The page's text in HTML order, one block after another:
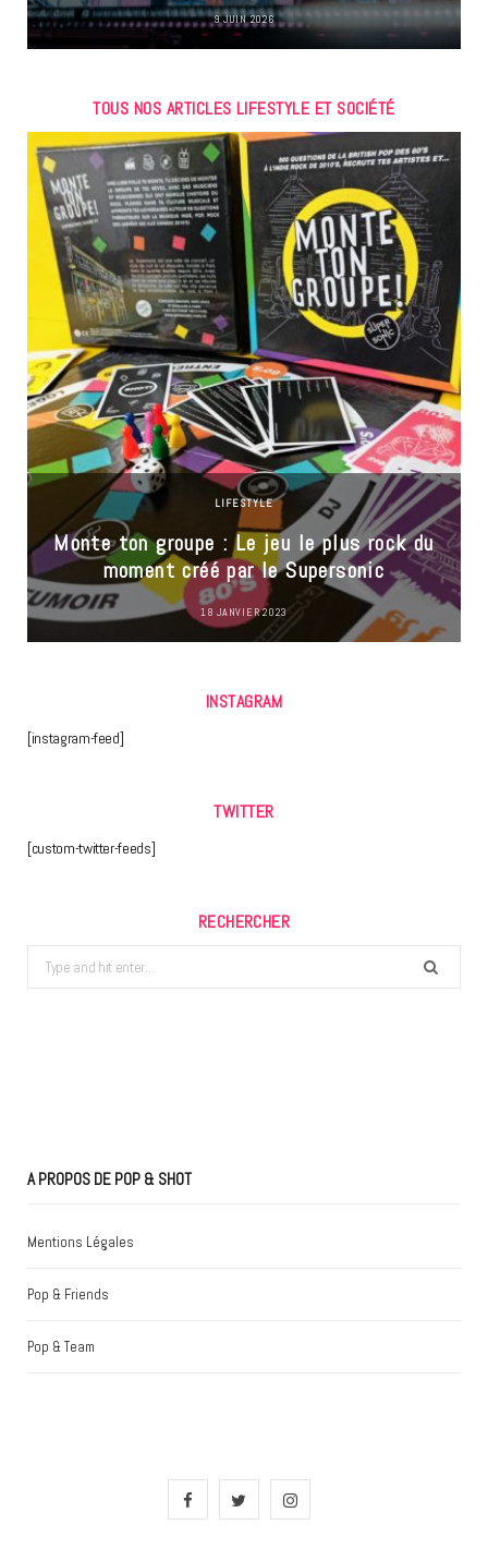
9 JUIN 2026
TOUS NOS ARTICLES LIFESTYLE ET SOCIÉTÉ
LIFESTYLE
Monte ton groupe : Le jeu le plus rock du
moment créé par le Supersonic
18 JANVIER 2023
INSTAGRAM
[instagram-feed]
TWITTER
[custom-twitter-feeds]
RECHERCHER
Search
for:
A PROPOS DE POP & SHOT
Mentions Légales
Pop & Friends
Pop & Team
F
I